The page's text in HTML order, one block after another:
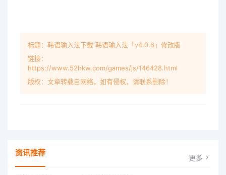
标题：韩语输入法下载 韩语输入法「v4.0.6」修改版
链接：
https://www.52hkw.com/games/js/146428.html
版权：文章转载自网络，如有侵权，请联系删除！
资讯推荐 更多